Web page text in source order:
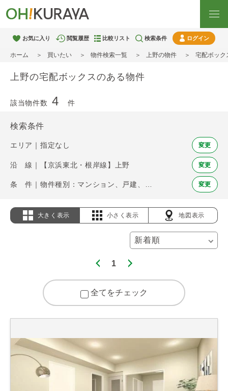
お気に入り 閲覧履歴 比較リスト 検索条件 ログイン
ホーム 買いたい 物件検索一覧 上野の物件 宅配ボック
上野の宅配ボックスのある物件
該当物件数 4 件
検索条件
エリア｜指定なし 変更
沿 線｜【京浜東北・根岸線】上野 変更
変更
大きく表示 小さく表示 地図表示
1
全てをチェック